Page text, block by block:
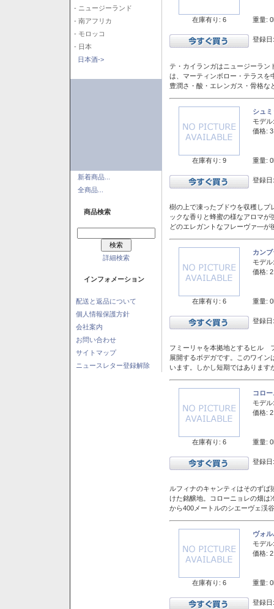
- ニュージーランド
- 南アフリカ
- モロッコ
- 日本
日本酒->
新着商品...
全商品...
商品検索
詳細検索
インフォメーション
配送と返品について
個人情報保護方針
会社案内
お問い合わせ
サイトマップ
ニュースレター登録解除
在庫有り: 6 重量:
登録
テ・カイランガはニュージーラン
は、マーティンボロー・テラスを
豊潤さ・酸・エレンガス・骨格
在庫有り: 9
シュ
モデル:
価格:
重量:
登録
樹の上で凍ったブドウを収穫しプ
ックな香りと蜂蜜の様なアロマ
どのエレガントなフレーヴァ―が
在庫有り: 6
カン
モデル:
価格:
重量:
登録
フミーリャを本拠地とするヒル
展開するボデガです。このワイ
います。しかし短期ではありま
在庫有り: 6
コロ
モデル:
価格:
重量:
登録
ルフィナのキャンティはそのず
けた銘醸地。コローニョレの畑は
から400メートルのシエーヴェ渓
在庫有り: 6
ヴォ
モデル:
価格:
重量:
登録